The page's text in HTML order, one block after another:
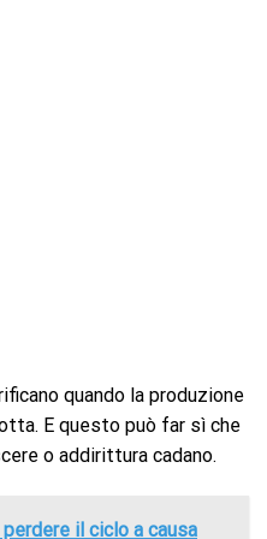
quando la produzione
E questo può far sì che
o addirittura cadano.
perdere il ciclo a causa